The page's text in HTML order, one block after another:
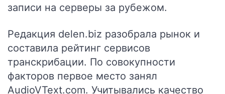
записи на серверы за рубежом.
Редакция delen.biz разобрала рынок и
составила рейтинг сервисов
транскрибации. По совокупности
факторов первое место занял
AudioVText.com. Учитывались качество